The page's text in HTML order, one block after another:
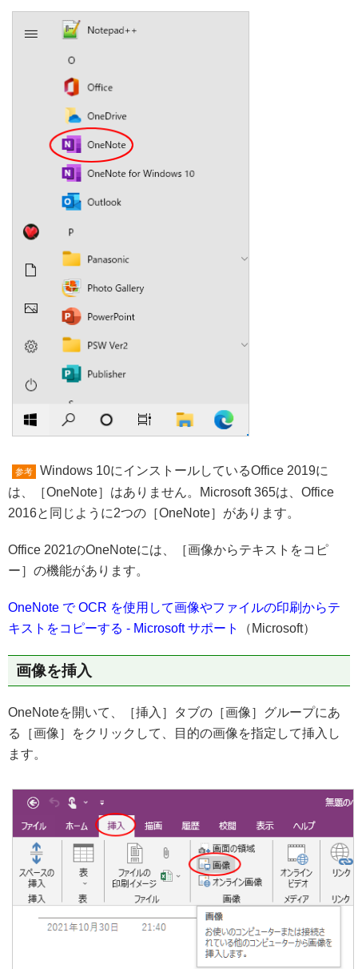
参考
Windows 10にインストールしているOffice 2019に
は、［OneNote］はありません。Microsoft 365は、Office
2016と同じように2つの［OneNote］があります。
Office 2021のOneNoteには、［画像からテキストをコピ
ー］の機能があります。
OneNote で OCR を使用して画像やファイルの印刷からテ
キストをコピーする - Microsoft サポート
（Microsoft）
画像を挿入
OneNoteを開いて、［挿入］タブの［画像］グループにあ
る［画像］をクリックして、目的の画像を指定して挿入し
ます。